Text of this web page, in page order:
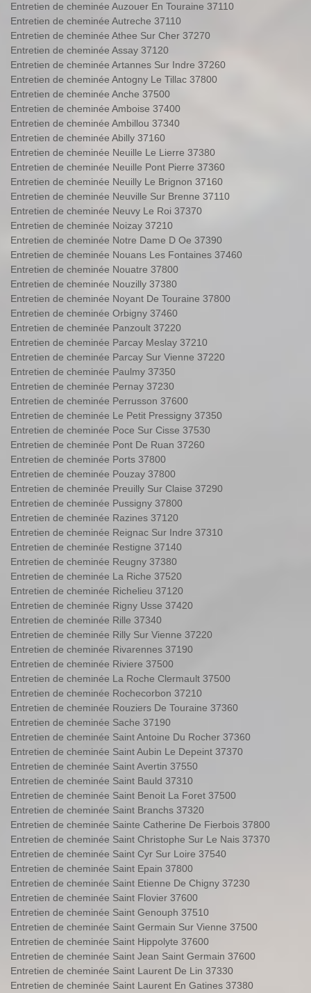
Entretien de cheminée Auzouer En Touraine 37110
Entretien de cheminée Autreche 37110
Entretien de cheminée Athee Sur Cher 37270
Entretien de cheminée Assay 37120
Entretien de cheminée Artannes Sur Indre 37260
Entretien de cheminée Antogny Le Tillac 37800
Entretien de cheminée Anche 37500
Entretien de cheminée Amboise 37400
Entretien de cheminée Ambillou 37340
Entretien de cheminée Abilly 37160
Entretien de cheminée Neuille Le Lierre 37380
Entretien de cheminée Neuille Pont Pierre 37360
Entretien de cheminée Neuilly Le Brignon 37160
Entretien de cheminée Neuville Sur Brenne 37110
Entretien de cheminée Neuvy Le Roi 37370
Entretien de cheminée Noizay 37210
Entretien de cheminée Notre Dame D Oe 37390
Entretien de cheminée Nouans Les Fontaines 37460
Entretien de cheminée Nouatre 37800
Entretien de cheminée Nouzilly 37380
Entretien de cheminée Noyant De Touraine 37800
Entretien de cheminée Orbigny 37460
Entretien de cheminée Panzoult 37220
Entretien de cheminée Parcay Meslay 37210
Entretien de cheminée Parcay Sur Vienne 37220
Entretien de cheminée Paulmy 37350
Entretien de cheminée Pernay 37230
Entretien de cheminée Perrusson 37600
Entretien de cheminée Le Petit Pressigny 37350
Entretien de cheminée Poce Sur Cisse 37530
Entretien de cheminée Pont De Ruan 37260
Entretien de cheminée Ports 37800
Entretien de cheminée Pouzay 37800
Entretien de cheminée Preuilly Sur Claise 37290
Entretien de cheminée Pussigny 37800
Entretien de cheminée Razines 37120
Entretien de cheminée Reignac Sur Indre 37310
Entretien de cheminée Restigne 37140
Entretien de cheminée Reugny 37380
Entretien de cheminée La Riche 37520
Entretien de cheminée Richelieu 37120
Entretien de cheminée Rigny Usse 37420
Entretien de cheminée Rille 37340
Entretien de cheminée Rilly Sur Vienne 37220
Entretien de cheminée Rivarennes 37190
Entretien de cheminée Riviere 37500
Entretien de cheminée La Roche Clermault 37500
Entretien de cheminée Rochecorbon 37210
Entretien de cheminée Rouziers De Touraine 37360
Entretien de cheminée Sache 37190
Entretien de cheminée Saint Antoine Du Rocher 37360
Entretien de cheminée Saint Aubin Le Depeint 37370
Entretien de cheminée Saint Avertin 37550
Entretien de cheminée Saint Bauld 37310
Entretien de cheminée Saint Benoit La Foret 37500
Entretien de cheminée Saint Branchs 37320
Entretien de cheminée Sainte Catherine De Fierbois 37800
Entretien de cheminée Saint Christophe Sur Le Nais 37370
Entretien de cheminée Saint Cyr Sur Loire 37540
Entretien de cheminée Saint Epain 37800
Entretien de cheminée Saint Etienne De Chigny 37230
Entretien de cheminée Saint Flovier 37600
Entretien de cheminée Saint Genouph 37510
Entretien de cheminée Saint Germain Sur Vienne 37500
Entretien de cheminée Saint Hippolyte 37600
Entretien de cheminée Saint Jean Saint Germain 37600
Entretien de cheminée Saint Laurent De Lin 37330
Entretien de cheminée Saint Laurent En Gatines 37380